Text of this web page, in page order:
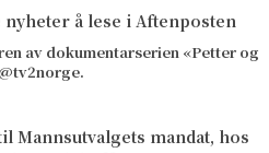
nyheter å lese i Aftenposten
av dokumentarserien «Petter og
Mannsutvalgets mandat, hos